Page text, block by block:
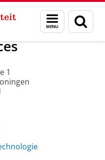
Menu
en
zoeken
Waar vindt u ons
1